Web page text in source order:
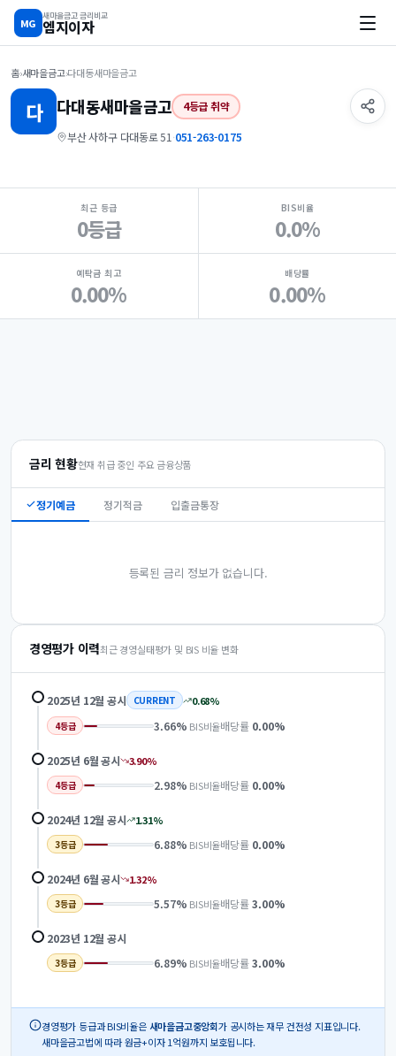
MG
새마을금고 금리비교
엠지이자
홈›새마을금고›다대동새마을금고
다 다대동새마을금고 4등급 취약
부산 사하구 다대동로 51 ·051-263-0175
지점 핵심 지표 요약
최근 등급
0등급
BIS비율
0.0%
예탁금 최고
0.00%
배당률
0.00%
금리 현황현재 취급 중인 주요 금융상품
정기예금 정기적금 입출금통장
등록된 금리 정보가 없습니다.
경영평가 이력최근 경영실태평가 및 BIS 비율 변화
2025년 12월 공시 CURRENT 0.68%
4등급 3.66% BIS비율배당률 0.00%
2025년 6월공시 3.90%
4등급 2.98% BIS비율배당률 0.00%
2024년 12월 공시 1.31%
3등급 6.88% BIS비율배당률 0.00%
2024년 6월공시 1.32%
3등급 5.57% BIS비율배당률 3.00%
2023년 12월 공시
3등급 6.89% BIS비율배당률 3.00%
경영평가 등급과 BIS비율은 새마을금고중앙회가 공시하는 재무 건전성 지표입니다.
새마을금고법에 따라 원금+이자 1억원까지 보호됩니다.